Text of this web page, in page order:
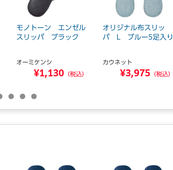
モノトーン エンゼル
スリッパ ブラック
オーミケンシ
¥1,130 （税込）
オリジナル布スリッ
パ L ブルー5足入り
カウネット
¥3,975 （税込）